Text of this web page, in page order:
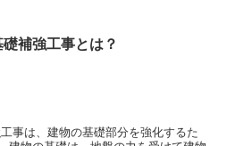
物全体の雰囲気や印象が大きく変わり
インには、建物のコンセプトやスタイ
場の設計や配置には慎重な考慮が必要
間の利用効率、建物のデザインなど、
能的かつ美しい踊り場を作り上げるこ
内の温度を一定に保つことができま
夏は涼しい快適な住環境を実現するこ
の安定性を高めるため、地震に強い建
築の一般的な課題である耐震性を向上
れています。 さらに、W造
。木材は再生可能な資源であり、二酸
使用することで地球温暖化の抑制にも
礎補強工事とは？